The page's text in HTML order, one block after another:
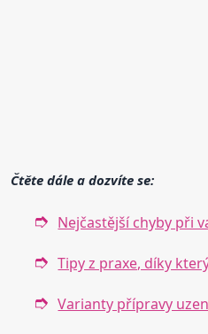
Čtěte dále a dozvíte se:
Nejčastější chyby při
Tipy z praxe, díky
Varianty přípravy